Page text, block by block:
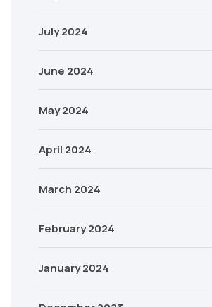
July 2024
June 2024
May 2024
April 2024
March 2024
February 2024
January 2024